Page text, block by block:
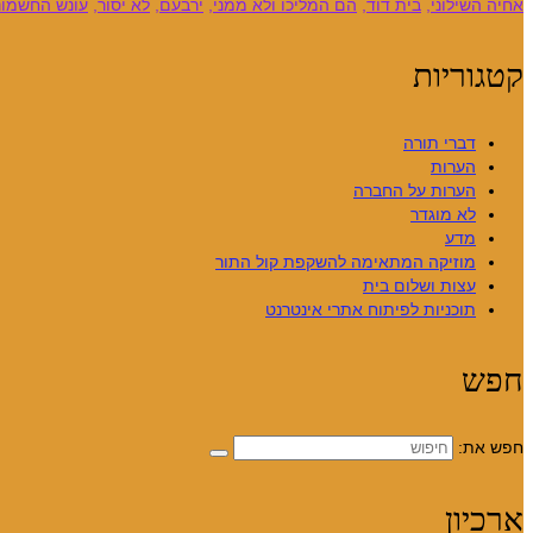
אחיה השילוני בית דוד הם המליכו ולא ממני ירבעם לא יסור עונש
קטגוריות
דברי תורה
הערות
הערות על החברה
לא מוגדר
מדע
מוזיקה המתאימה להשקפת קול התור
עצות ושלום בית
תוכניות לפיתוח אתרי אינטרנט
חפש
חפש את:
ארכיון